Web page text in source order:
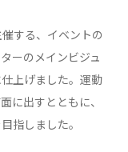
する、イベントの
ーのメインビジュ
上げました。運動
に出すとともに、
指しました。